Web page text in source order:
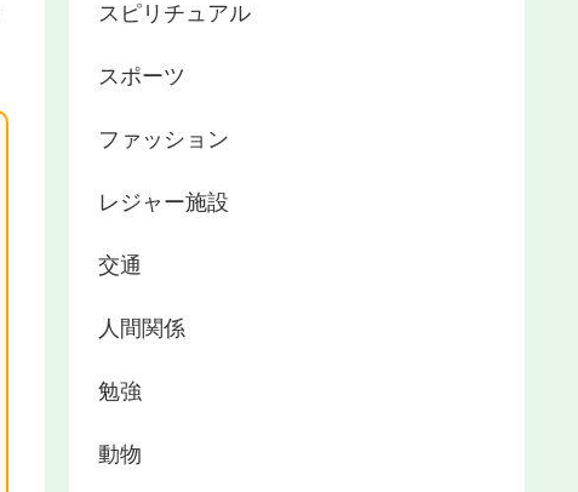
スピリチュアル
スポーツ
ファッション
レジャー施設
交通
人間関係
勉強
動物